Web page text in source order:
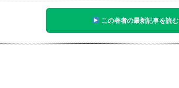
この著者の最新記事を読む